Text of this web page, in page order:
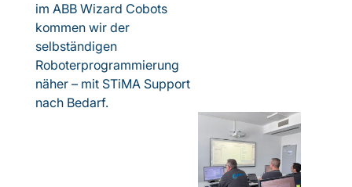
im ABB Wizard Cobots
kommen wir der
selbständigen
Roboterprogrammierung
näher – mit STiMA Support
nach Bedarf.